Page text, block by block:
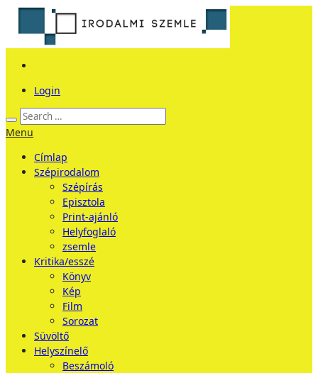
Login
Menu
Címlap
Szépirodalom
Szépírás
Episztola
Print-ajánló
Helyfoglaló
zsemle
Kritika/esszé
Könyv
Kép
Film
Sorozat
Süvöltő
Helyszínelő
Beszámoló